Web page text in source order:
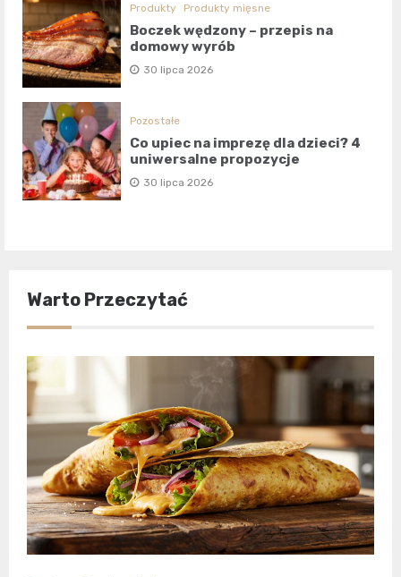
Produkty Produkty mięsne
Boczek wędzony – przepis na
domowy wyrób
30 lipca 2026
Pozostałe
Co upiec na imprezę dla dzieci? 4
uniwersalne propozycje
30 lipca 2026
Warto Przeczytać